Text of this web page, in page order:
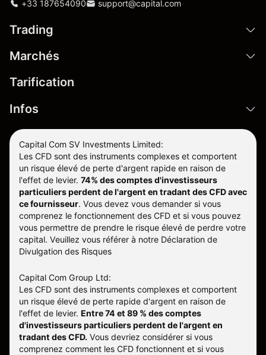
+33 187654090 support@capital.com
Trading
Marchés
Tarification
Infos
Capital Com SV Investments Limited:
Les CFD sont des instruments complexes et comportent
un risque élevé de perte d'argent rapide en raison de
l'effet de levier. 74% des comptes d'investisseurs
particuliers perdent de l'argent en tradant des CFD avec
ce fournisseur. Vous devez vous demander si vous
comprenez le fonctionnement des CFD et si vous pouvez
vous permettre de prendre le risque élevé de perdre votre
capital. Veuillez vous référer à notre Déclaration de
Divulgation des Risques
Capital Com Group Ltd:
Les CFD sont des instruments complexes et comportent
un risque élevé de perte rapide d'argent en raison de
l'effet de levier. Entre 74 et 89 % des comptes
d'investisseurs particuliers perdent de l'argent en
tradant des CFD. Vous devriez considérer si vous
comprenez comment les CFD fonctionnent et si vous